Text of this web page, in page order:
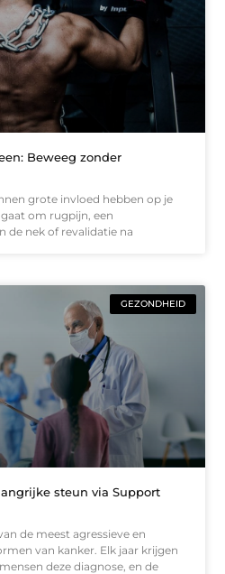
Beweeg zonder
grote invloed hebben op je
om rugpijn, een
de nek of revalidatie na
GEZONDHEID
steun via Support
de meest agressieve en
van kanker. Elk jaar krijgen
deze diagnose, en de